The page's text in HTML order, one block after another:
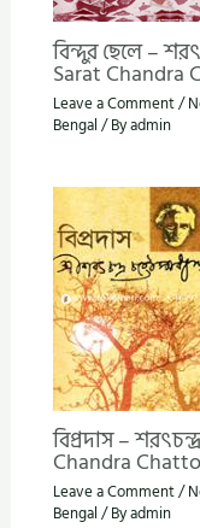
বিন্দুর ছেলে –
Sarat Chandra
Leave a Comment/
Bengal / Byadmin
বিপ্রদাস –
Chandra
Leave a Comment/
Bengal / Byadmin